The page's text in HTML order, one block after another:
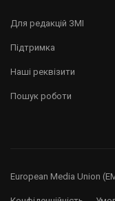
Для редакцій ЗМІ
Підтримка
Наші реквізити
Пошук роботи
European Media Union